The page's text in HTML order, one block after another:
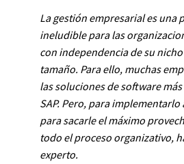
La gestión empresarial es una
ineludible para las
con independencia de su
tamaño. Para ello, muchas
las soluciones de software
SAP. Pero, para
para sacarle el máximo
todo el proceso organizativo,
experto.